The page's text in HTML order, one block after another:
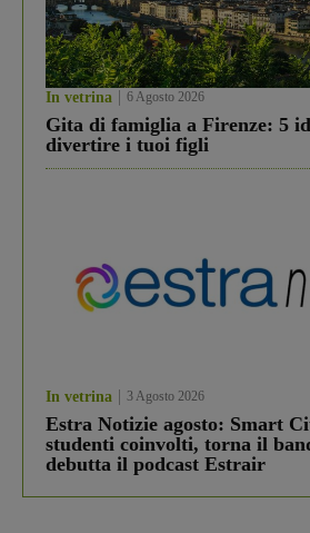
In vetrina 6 Agosto 2026
Gita di famiglia a Firenze: 5
divertire i tuoi figli
In vetrina 3 Agosto 2026
Estra Notizie agosto: Smart
studenti coinvolti, torna il
debutta il podcast Estrair